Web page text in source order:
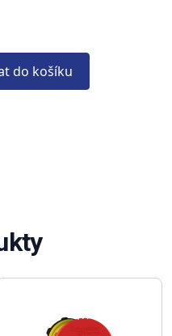
do košíku